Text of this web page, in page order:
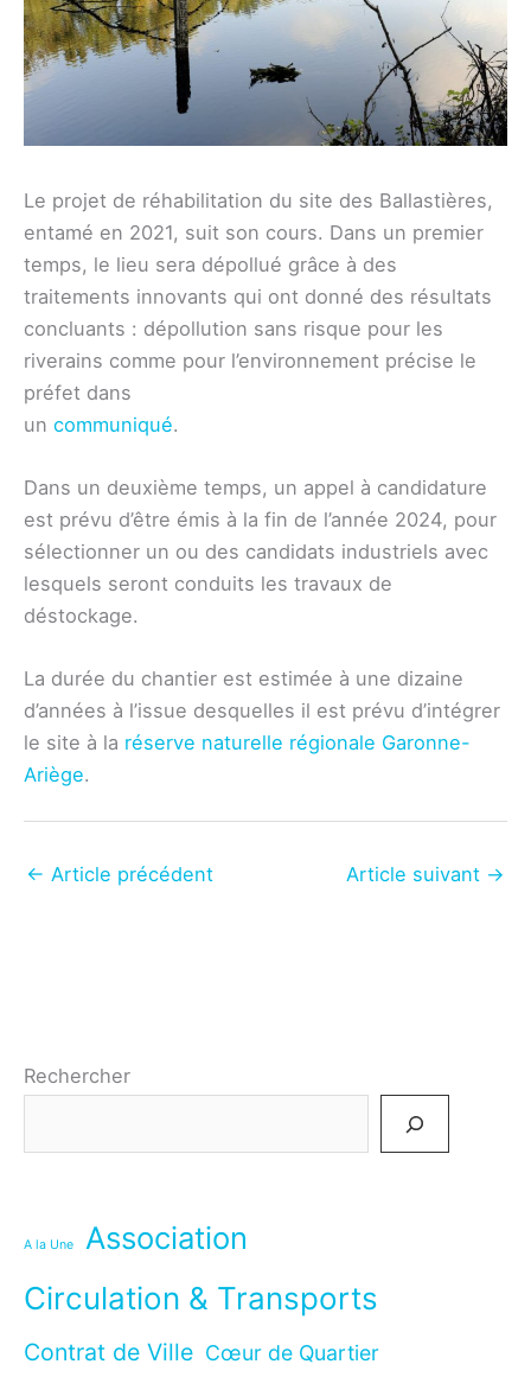
Le projet de réhabilitation du site des Ballastières,
entamé en 2021, suit son cours. Dans un premier
temps, le lieu sera dépollué grâce à des
traitements innovants qui ont donné des résultats
concluants : dépollution sans risque pour les
riverains comme pour l’environnement précise le
préfet dans
un communiqué.
Dans un deuxième temps, un appel à candidature
est prévu d’être émis à la fin de l’année 2024, pour
sélectionner un ou des candidats industriels avec
lesquels seront conduits les travaux de
déstockage.
La durée du chantier est estimée à une dizaine
d’années à l’issue desquelles il est prévu d’intégrer
le site à la réserve naturelle régionale Garonne-
Ariège.
← Article précédent Article suivant →
Rechercher
A la Une
Association
Circulation & Transports
Contrat de Ville Cœur de Quartier